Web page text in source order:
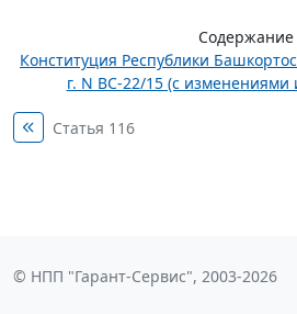
Содержание
Конституция Республики
г. N ВС-22/15 (с
Статья 116
© НПП "Гарант-Сервис", 2003-2026